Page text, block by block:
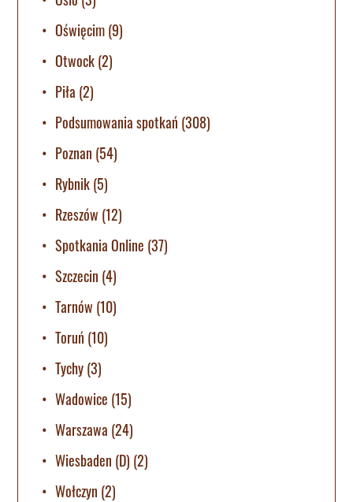
Oświęcim(9)
Otwock(2)
Piła (2)
Podsumowania spotkań (308)
Poznan (54)
Rybnik(5)
Rzeszów (12)
Spotkania Online (37)
Szczecin (4)
Tarnów (10)
Toruń (10)
Tychy(3)
Wadowice (15)
Warszawa (24)
Wiesbaden (D) (2)
Wołczyn (2)